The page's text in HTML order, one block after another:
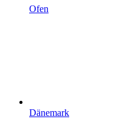
Ofen
Dänemark